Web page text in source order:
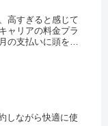
高すぎると感じて
ャリアの料金プラ
の支払いに頭を抱
しながら快適に使